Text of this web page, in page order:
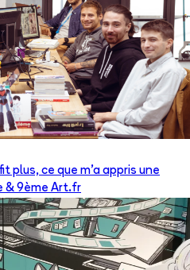
plus, ce que m’a appris une
& 9ème Art.fr